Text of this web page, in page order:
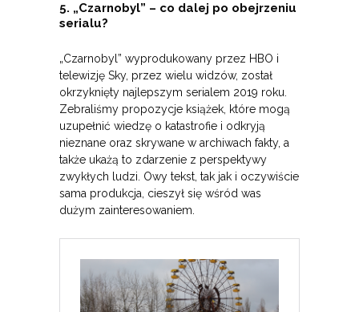
5. „Czarnobyl” – co dalej po obejrzeniu
serialu?
„Czarnobyl” wyprodukowany przez HBO i
telewizję Sky, przez wielu widzów, został
okrzyknięty najlepszym serialem 2019 roku.
Zebraliśmy propozycje książek, które mogą
uzupełnić wiedzę o katastrofie i odkryją
nieznane oraz skrywane w archiwach fakty, a
także ukażą to zdarzenie z perspektywy
zwykłych ludzi. Owy tekst, tak jak i oczywiście
sama produkcja, cieszył się wśród was
dużym zainteresowaniem.